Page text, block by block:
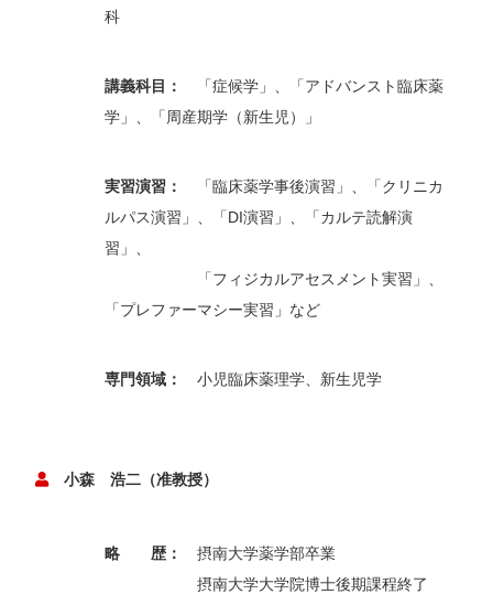
科
講義科目：
「症候学」、「アドバンスト臨床薬
学」、「周産期学（新生児）」
実習演習：
「臨床薬学事後演習」、「クリニカ
ルパス演習」、「DI演習」、「カルテ読解演
習」、
「フィジカルアセスメント実習」、
「プレファーマシー実習」など
専門領域：小児臨床薬理学、新生児学
小森 浩二（准教授）
略 歴：摂南大学薬学部卒業
摂南大学大学院博士後期課程終了